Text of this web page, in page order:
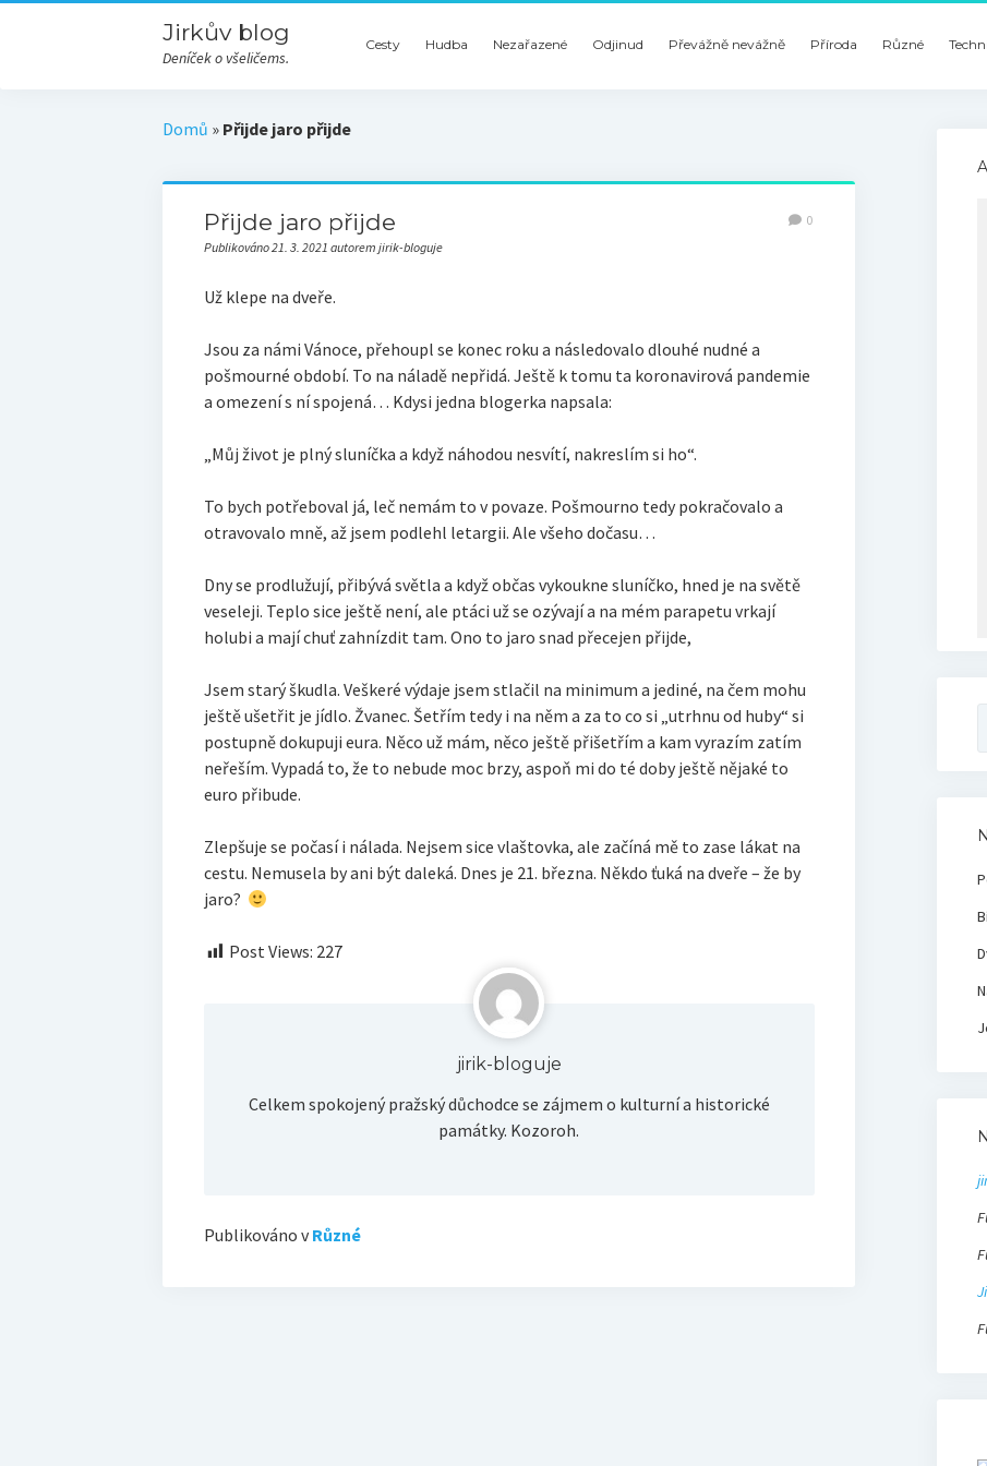
Jirkův blog
Deníček o všeličems.
Cesty Hudba Nezařazené Odjinud Převážně nevážně Příroda Různé
Domů » Přijde jaro přijde
Přijde jaro přijde
Publikováno 21. 3. 2021 autorem jirik-bloguje
0
Už klepe na dveře.
Jsou za námi Vánoce, přehoupl se konec roku a následovalo dlouhé nudné a
pošmourné období. To na náladě nepřidá. Ještě k tomu ta koronavirová pandemie
a omezení s ní spojená… Kdysi jedna blogerka napsala:
„Můj život je plný sluníčka a když náhodou nesvítí, nakreslím si ho“.
To bych potřeboval já, leč nemám to v povaze. Pošmourno tedy pokračovalo a
otravovalo mně, až jsem podlehl letargii. Ale všeho dočasu…
Dny se prodlužují, přibývá světla a když občas vykoukne sluníčko, hned je na světě
veseleji. Teplo sice ještě není, ale ptáci už se ozývají a na mém parapetu vrkají
holubi a mají chuť zahnízdit tam. Ono to jaro snad přecejen přijde,
Jsem starý škudla. Veškeré výdaje jsem stlačil na minimum a jediné, na čem mohu
ještě ušetřit je jídlo. Žvanec. Šetřím tedy i na něm a za to co si „utrhnu od huby“ si
postupně dokupuji eura. Něco už mám, něco ještě přišetřím a kam vyrazím zatím
neřeším. Vypadá to, že to nebude moc brzy, aspoň mi do té doby ještě nějaké to
euro přibude.
Zlepšuje se počasí i nálada. Nejsem sice vlaštovka, ale začíná mě to zase lákat na
cestu. Nemusela by ani být daleká. Dnes je 21. března. Někdo ťuká na dveře – že by
jaro?
Post Views: 227
jirik-bloguje
Celkem spokojený pražský důchodce se zájmem o kulturní a historické
památky. Kozoroh.
Publikováno v Různé